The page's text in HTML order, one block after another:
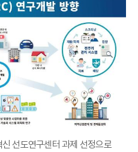
선도연구센터 과제 선정으로